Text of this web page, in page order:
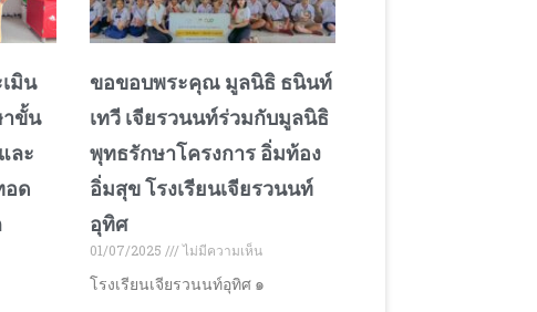
มิน
ขั้น
ละ
อด
ขอขอบพระคุณ มูลนิธิ ธนินท์
เทวี เจียรวนนท์ร่วมกับมูลนิธิ
พุทธรักษาโครงการ อิ่มท้อง
อิ่มสุข โรงเรียนเจียรวนนท์
อุทิศ
01/07/2025
ไม่มีความเห็น
โรงเรียนเจียรวนนท์อุทิศ ๑